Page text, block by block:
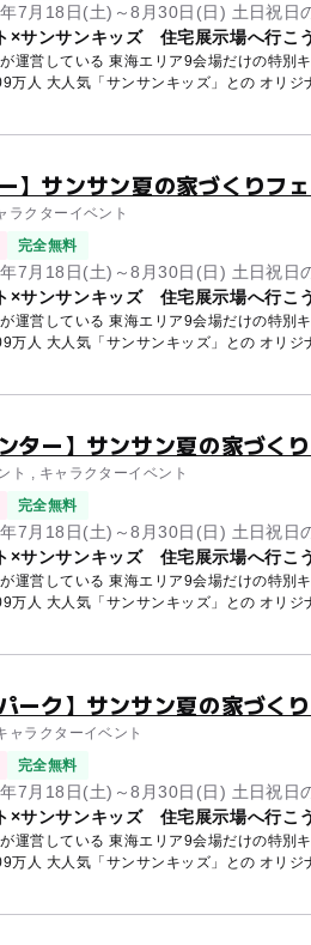
7月18日(土)～8月30日(日) 土日祝日
×サンサンキッズ 住宅展示場へ行こ
営している 東海エリア9会場だけの特別キャンペーン！
万人 大人気「サンサンキッズ」との オリジ
】サンサン夏の家づくりフ
ラクターイベント
完全無料
7月18日(土)～8月30日(日) 土日祝日
×サンサンキッズ 住宅展示場へ行こ
営している 東海エリア9会場だけの特別キャンペーン！
万人 大人気「サンサンキッズ」との オリジ
ター】サンサン夏の家づく
ト , キャラクターイベント
完全無料
7月18日(土)～8月30日(日) 土日祝日
×サンサンキッズ 住宅展示場へ行こ
営している 東海エリア9会場だけの特別キャンペーン！
万人 大人気「サンサンキッズ」との オリジ
ーク】サンサン夏の家づく
ャラクターイベント
完全無料
7月18日(土)～8月30日(日) 土日祝日
×サンサンキッズ 住宅展示場へ行こ
営している 東海エリア9会場だけの特別キャンペーン！
万人 大人気「サンサンキッズ」との オリジ